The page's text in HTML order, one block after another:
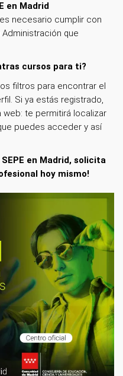
en Madrid
necesario cumplir con
que
cursos para ti?
filtros para encontrar el
Si ya estás registrado,
te permitirá localizar
puedes acceder y así
en Madrid, solicita
hoy mismo!